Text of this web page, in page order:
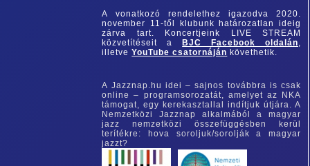
A vonatkozó rendelethez igazodva 2020.
november 11-től klubunk határozatlan ideig
zárva tart. Koncertjeink LIVE STREAM
közvetítéseit a
BJC Facebook oldalán,
illetveYouTube csatornáján követhetik.
A Jazznap.hu idei – sajnos továbbra is csak
online – programsorozatát, amelyet az NKA
támogat, egy kerekasztallal indítjuk útjára. A
Nemzetközi Jazznap alkalmából a magyar
jazz nemzetközi összefüggésben kerül
terítékre: hova soroljuk/sorolják a magyar
jazzt?